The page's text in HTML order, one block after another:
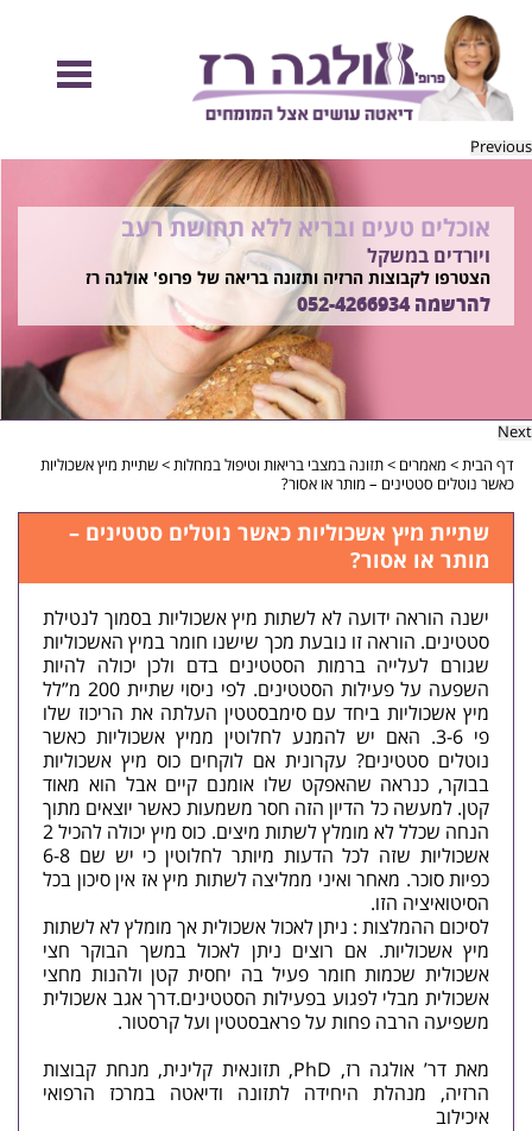
Previous
להיות מוכנות לקיץ הזה ולזה שאחריו!
בשיטת ד"ר אולגה רז
רוצים ללמוד איך?
התקשרו 052-4266934
אוכלים טעים ובריא ללא תחושת רעב
ויורדים במשקל
הצטרפו לקבוצות הרזיה ותזונה בריאה של פרופ' אולגה רז
להרשמה052-4266934
Next
דף הבית> מאמרים >תזונה במצבי בריאות וטיפול במחלות>שתיית מיץ אשכוליות
כאשר נוטלים סטטינים – מותר או אסור?
שתיית מיץ אשכוליות כאשר נוטלים סטטינים –
מותר או אסור?
ישנה הוראה ידועה לא לשתות מיץ אשכוליות בסמוך לנטילת
סטטינים. הוראה זו נובעת מכך שישנו חומר במיץ האשכוליות
שגורם לעלייה ברמות הסטטינים בדם ולכן יכולה להיות
השפעה על פעילות הסטטינים. לפי ניסוי שתיית 200 מ”לל
מיץ אשכוליות ביחד עם סימבסטטין העלתה את הריכוז שלו
פי 3-6. האם יש להמנע לחלוטין ממיץ אשכוליות כאשר
נוטלים סטטינים? עקרונית אם לוקחים כוס מיץ אשכוליות
בבוקר, כנראה שהאפקט שלו אומנם קיים אבל הוא מאוד
קטן. למעשה כל הדיון הזה חסר משמעות כאשר יוצאים מתוך
הנחה שכלל לא מומלץ לשתות מיצים. כוס מיץ יכולה להכיל 2
אשכוליות שזה לכל הדעות מיותר לחלוטין כי יש שם 6-8
כפיות סוכר. מאחר ואיני ממליצה לשתות מיץ אז אין סיכון בכל
הסיטואיציה הזו.
לסיכום ההמלצות : ניתן לאכול אשכולית אך מומלץ לא לשתות
מיץ אשכוליות. אם רוצים ניתן לאכול במשך הבוקר חצי
אשכולית שכמות חומר פעיל בה יחסית קטן ולהנות מחצי
אשכולית מבלי לפגוע בפעילות הסטטינים.דרך אגב אשכולית
משפיעה הרבה פחות על פראבסטטין ועל קרסטור.
מאת דר’ אולגה רז, PhD, תזונאית קלינית, מנחת קבוצות
הרזיה, מנהלת היחידה לתזונה ודיאטה במרכז הרפואי
איכילוב